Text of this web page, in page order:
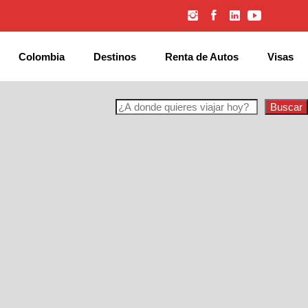
Colombia Destinos Renta de Autos Visas
Buscar